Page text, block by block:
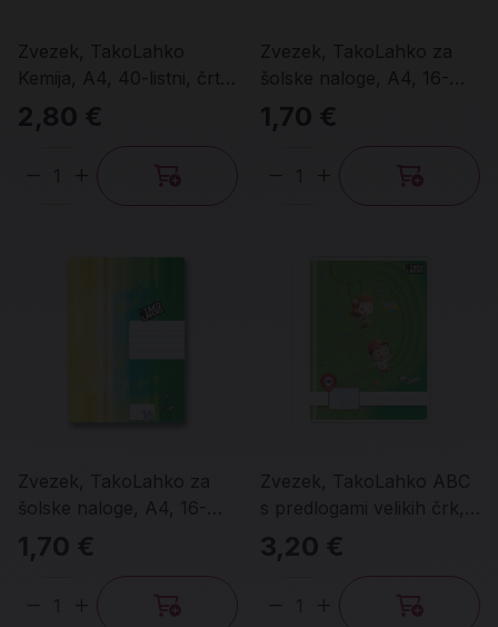
Zvezek, TakoLahko
Kemija, A4, 40-listni, črte
9 mm
2,80 €
Količina
Zvezek, TakoLahko za
šolske naloge, A4, 16-
listni, črte 9 mm
1,70 €
Količina
Zvezek, TakoLahko za
šolske naloge, A4, 16-
listni, karo 5 mm
1,70 €
Zvezek, TakoLahko ABC
s predlogami velikih črk,
A4, 40-listni
3,20 €